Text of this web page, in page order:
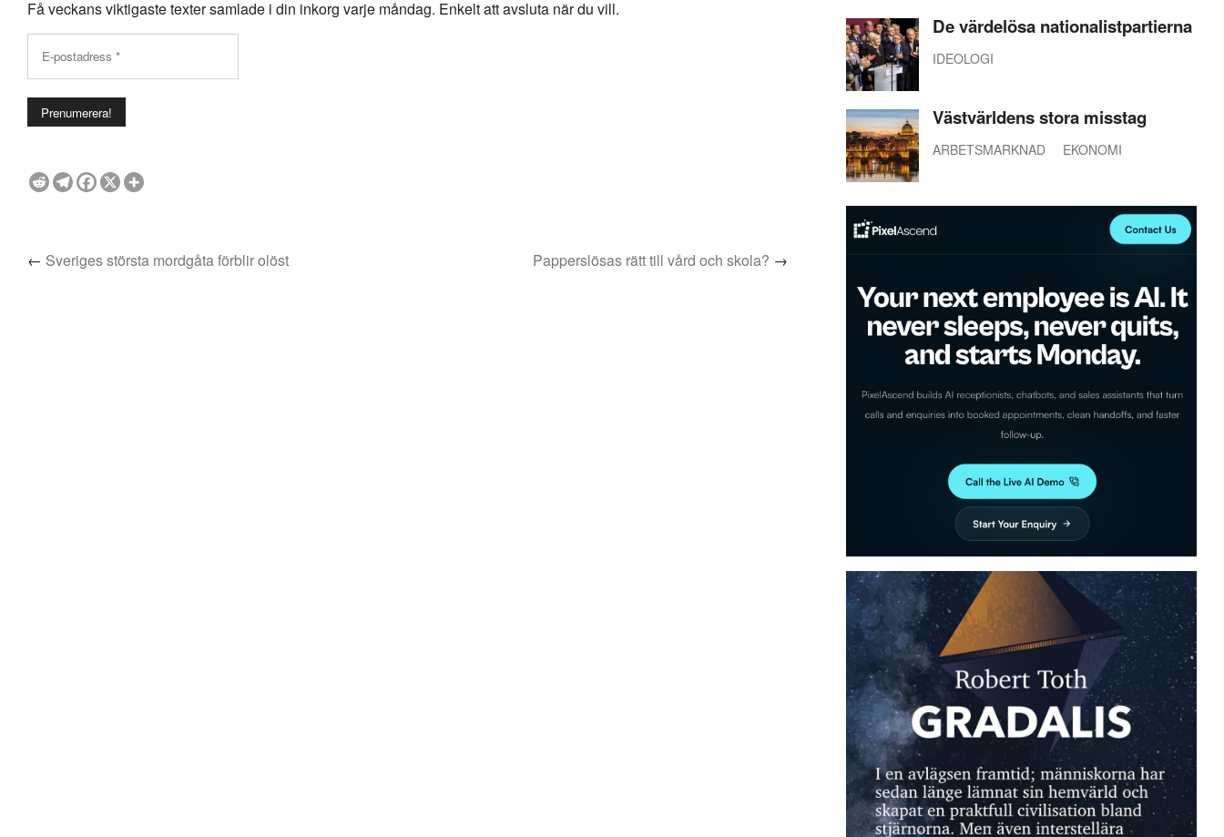
Få veckans viktigaste texter samlade i din inkorg varje måndag. Enkelt att avsluta när du vill.
← Sveriges största mordgåta förblir olöst Papperslösas rätt till vård och skola? →
De värdelösa nationalistpartierna
IDEOLOGI
Västvärldens stora misstag
ARBETSMARKNAD EKONOMI